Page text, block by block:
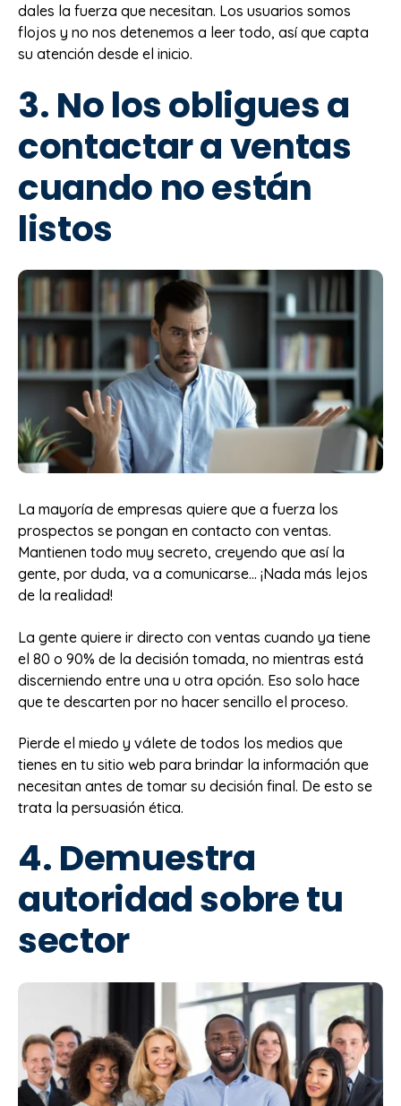
dales la fuerza que necesitan. Los usuarios somos
flojos y no nos detenemos a leer todo, así que capta
su atención desde el inicio.
3. No los obligues a
contactar a ventas
cuando no están
listos
La mayoría de empresas quiere que a fuerza los
prospectos se pongan en contacto con ventas.
Mantienen todo muy secreto, creyendo que así la
gente, por duda, va a comunicarse… ¡Nada más lejos
de la realidad!
La gente quiere ir directo con ventas cuando ya tiene
el 80 o 90% de la decisión tomada, no mientras está
discerniendo entre una u otra opción. Eso solo hace
que te descarten por no hacer sencillo el proceso.
Pierde el miedo y válete de todos los medios que
tienes en tu sitio web para brindar la información que
necesitan antes de tomar su decisión final. De esto se
trata la persuasión ética.
4. Demuestra
autoridad sobre tu
sector